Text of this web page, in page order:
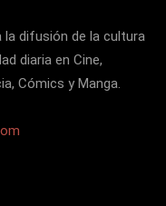
difusión de la cultura
diaria en Cine,
Cómics y Manga.